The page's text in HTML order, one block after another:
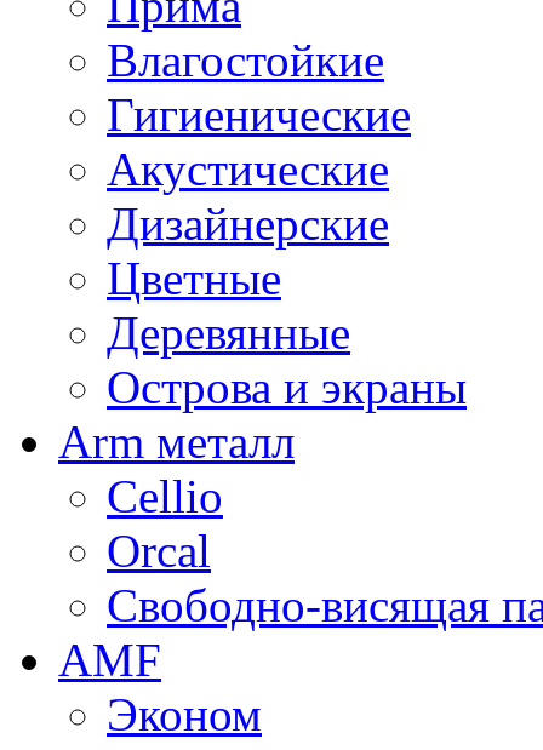
Влагостойкие
Гигиенические
Акустические
Дизайнерские
Цветные
Деревянные
Острова и экраны
Arm металл
Cellio
Orcal
Свободно-висящая
AMF
Эконом